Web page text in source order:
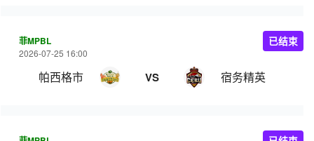
菲MPBL
2026-07-25 16:00
帕西格市 VS 宿务精英
已结束